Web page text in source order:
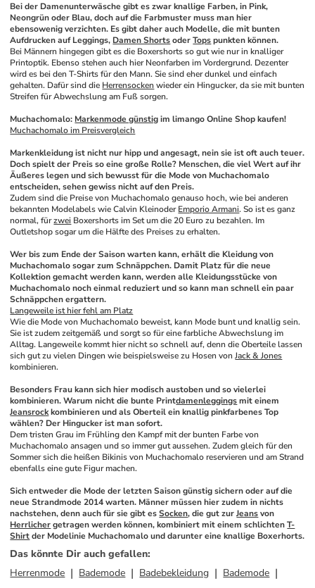
Bei der Damenunterwäsche gibt es zwar knallige Farben, in Pink,
Neongrün oder Blau, doch auf die Farbmuster muss man hier
ebensowenig verzichten. Es gibt daher auch Modelle, die mit bunten
Aufdrucken auf Leggings, Damen Shorts oder Tops punkten können.
Bei Männern hingegen gibt es die Boxershorts so gut wie nur in knalliger
Printoptik. Ebenso stehen auch hier Neonfarben im Vordergrund. Dezenter
wird es bei den T-Shirts für den Mann. Sie sind eher dunkel und einfach
gehalten. Dafür sind die Herrensocken wieder ein Hingucker, da sie mit bunten
Streifen für Abwechslung am Fuß sorgen.
Muchachomalo: Markenmode günstig im limango Online Shop kaufen!
Muchachomalo im Preisvergleich
Markenkleidung ist nicht nur hipp und angesagt, nein sie ist oft auch teuer.
Doch spielt der Preis so eine große Rolle? Menschen, die viel Wert auf ihr
Äußeres legen und sich bewusst für die Mode von Muchachomalo
entscheiden, sehen gewiss nicht auf den Preis.
Zudem sind die Preise von Muchachomalo genauso hoch, wie bei anderen
bekannten Modelabels wie Calvin Kleinoder Emporio Armani. So ist es ganz
normal, für zwei Boxershorts im Set um die 20 Euro zu bezahlen. Im
Outletshop sogar um die Hälfte des Preises zu erhalten.
Wer bis zum Ende der Saison warten kann, erhält die Kleidung von
Muchachomalo sogar zum Schnäppchen. Damit Platz für die neue
Kollektion gemacht werden kann, werden alle Kleidungsstücke von
Muchachomalo noch einmal reduziert und so kann man schnell ein paar
Schnäppchen ergattern.
Langeweile ist hier fehl am Platz
Wie die Mode von Muchachomalo beweist, kann Mode bunt und knallig sein.
Sie ist zudem zeitgemäß und sorgt so für eine farbliche Abwechslung im
Alltag. Langeweile kommt hier nicht so schnell auf, denn die Oberteile lassen
sich gut zu vielen Dingen wie beispielsweise zu Hosen von Jack & Jones
kombinieren.
Besonders Frau kann sich hier modisch austoben und so vielerlei
kombinieren. Warum nicht die bunte Printdamenleggings
Jeansrock kombinieren und als Oberteil ein knallig pinkfarbenes Top
wählen? Der Hingucker ist man sofort.
Dem tristen Grau im Frühling den Kampf mit der bunten Farbe von
Muchachomalo ansagen und so immer gut aussehen. Zudem gleich für den
Sommer sich die heißen Bikinis von Muchachomalo reservieren und am Strand
ebenfalls eine gute Figur machen.
Sich entweder die Mode der letzten Saison günstig sichern oder auf die
neue Strandmode 2014 warten. Männer müssen hier zudem in nichts
nachstehen, denn auch für sie gibt es Socken, die gut zur Jeans
Herrlicher getragen werden können, kombiniert mit einem schlichten T-
Shirt der Modelinie Muchachomalo und darunter eine knallige Boxerhorts.
Das könnte Dir auch gefallen:
Herrenmode
Bademode Badebekleidung
Bademode